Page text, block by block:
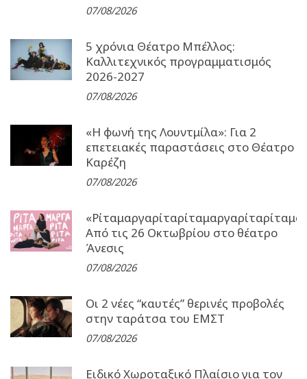
07/08/2026
5 χρόνια Θέατρο Μπέλλος:
Καλλιτεχνικός προγραμματισμός
2026-2027
07/08/2026
«Η φωνή της Λουντμίλα»: Για 2
επετειακές παραστάσεις στο Θέατρο
Καρέζη
07/08/2026
Από τις 26 Οκτωβρίου στο θέατρο
Άνεσις
07/08/2026
Οι 2 νέες “καυτές” θερινές προβολές
στην ταράτσα του ΕΜΣΤ
07/08/2026
Ειδικό Χωροταξικό Πλαίσιο για τον